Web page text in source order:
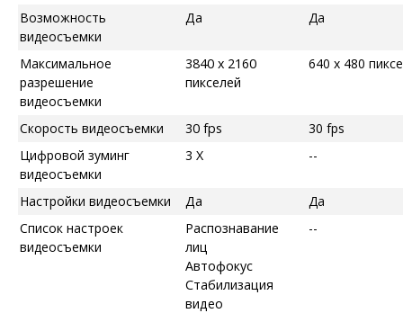
Возможность
видеосъемки
Да Да
Максимальное
разрешение
видеосъемки
3840 x 2160
пикселей
640 x 480
Скорость видеосъемки 30 fps
30 fps
Цифровой зуминг
видеосъемки
3 X --
Настройки видеосъемки Да
Да
Список настроек
видеосъемки
Распознавание
лиц
Автофокус
Стабилизация
видео
--